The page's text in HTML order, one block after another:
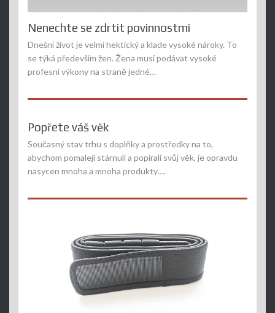
Nenechte se zdrtit povinnostmi
Dnešní život je velmi hektický a klade vysoké nároky. To
se týká především žen. Žena musí podávat vysoké
profesní výkony na straně jedné…
Popřete váš věk
Současný stav trhu s doplňky a prostředky na to,
abychom pomaleji stárnuli a popírali svůj věk, je opravdu
nasycen mnoha a mnoha produkty….